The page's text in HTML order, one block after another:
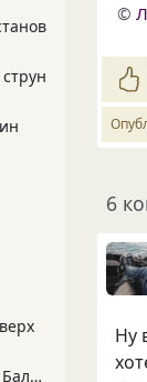
©
6
Ну
Константин Балухта